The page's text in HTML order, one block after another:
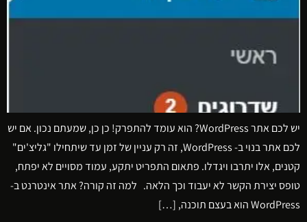
יש לכם אתר WordPress? הוא עומד להתפרק! כן כן, שמעתם נכון. אם יש
לכם אתר בנוי ב- WordPress, זה רק עניין של זמן עד שיתחילו "גליצ'ים"
קטנים, אלו יתרבו ויגדלו. פתאום התפריט יתקע, עמוד מסויים לא יפתח,
טופס יצירת הקשר לא יעבוד וכך הלאה. למה זה קורה? אתר אינטרנט ב-
WordPress הוא בעצם תוכנה, […]